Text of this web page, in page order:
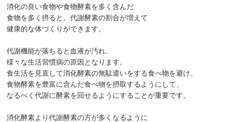
消化の良い食物や食物酵素を多く含んだ
食物を多く摂ると、代謝酵素の割合が増えて
健康的な体づくりができます。
代謝機能が落ちると血液が汚れ、
様々な生活習慣病の原因となります。
食生活を見直して消化酵素の無駄遣いをする食べ物を避け、
食物酵素を豊富に含んだ食べ物を摂取するようにして、
なるべく代謝に酵素を回せるようにすることが重要です。
消化酵素より代謝酵素の方が多くなるように